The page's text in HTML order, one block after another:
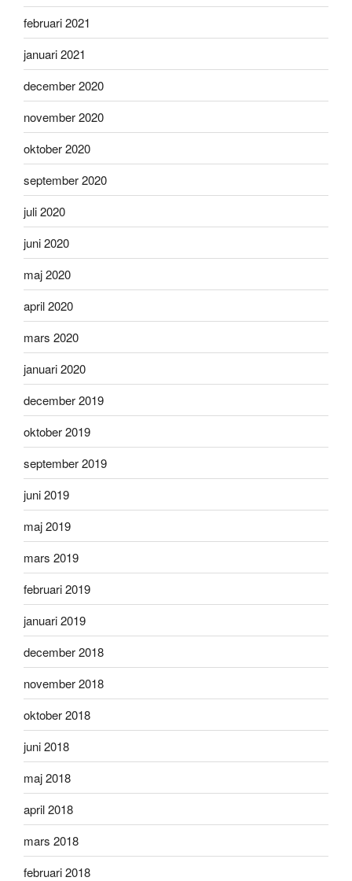
februari 2021
januari 2021
december 2020
november 2020
oktober 2020
september 2020
juli 2020
juni 2020
maj 2020
april 2020
mars 2020
januari 2020
december 2019
oktober 2019
september 2019
juni 2019
maj 2019
mars 2019
februari 2019
januari 2019
december 2018
november 2018
oktober 2018
juni 2018
maj 2018
april 2018
mars 2018
februari 2018